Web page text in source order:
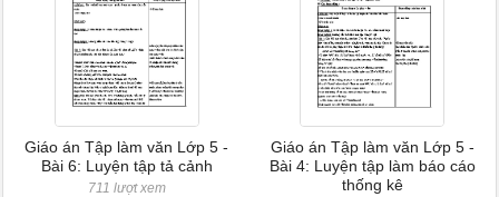
Giáo án Tập làm văn Lớp 5 -
Bài 6: Luyện tập tả cảnh
711 lượt xem
Giáo án Tập làm văn Lớp 5 -
Bài 4: Luyện tập làm báo cáo
thống kê